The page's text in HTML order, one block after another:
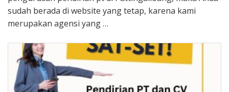
sudah berada di website yang tetap, karena kami
merupakan agensi yang …